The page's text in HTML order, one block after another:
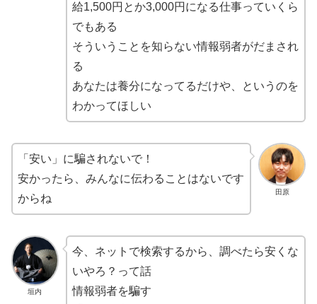
給1,500円とか3,000円になる仕事っていくら
でもある
そういうことを知らない情報弱者がだまされ
る
あなたは養分になってるだけや、というのを
わかってほしい
田原
「安い」に騙されないで！
安かったら、みんなに伝わることはないです
からね
垣内
今、ネットで検索するから、調べたら安くな
いやろ？って話
情報弱者を騙す